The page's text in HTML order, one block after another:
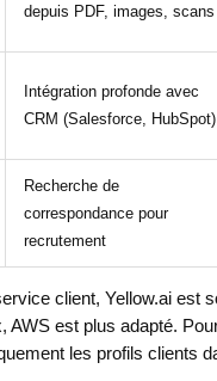
depuis PDF, images, scans
Intégration profonde avec
CRM (Salesforce, HubSpot)
Recherche de
correspondance pour
recrutement
client, Yellow.ai est
AWS est plus adapté.
les profils clients